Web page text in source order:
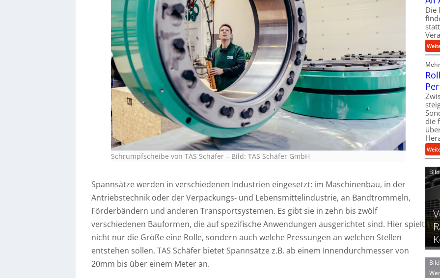
Schrumpfscheibe von TAS Schäfer – Bild: TAS Schäfer GmbH
Spannsätze werden in verschiedenen Industrien eingesetzt: im Maschinenbau, in der
Antriebstechnik oder der Verpackungs- und Lebensmittelindustrie, an Bandtrommeln,
Förderbändern und anderen Transportsystemen. Es gibt sie in zehn bis zwölf
verschiedenen Bauformen, die auf spezifische Anwendungen ausgerichtet sind. Hier spielt
nicht nur die Größe eine Rolle, sondern auch welche Pressungen an welchen Stellen
entstehen sollen. TAS Schäfer bietet Spannsätze z.B. ab einem Innendurchmesser von
20mm bis über einem Meter an.
Die
die